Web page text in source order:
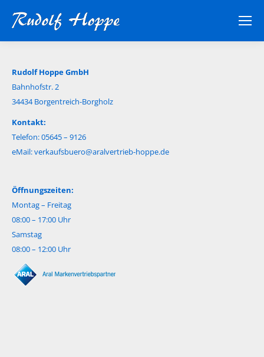
Rudolf Hoppe GmbH
Bahnhofstr. 2
34434 Borgentreich-Borgholz
Kontakt:
Telefon: 05645 – 9126
eMail:verkaufsbuero@aralvertrieb-hoppe.de
Öffnungszeiten:
Montag – Freitag
08:00 – 17:00 Uhr
Samstag
08:00 – 12:00 Uhr